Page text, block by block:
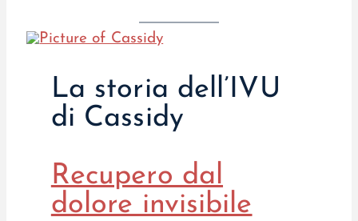
La storia dell’IVU
di Cassidy
Recupero dal
dolore invisibile